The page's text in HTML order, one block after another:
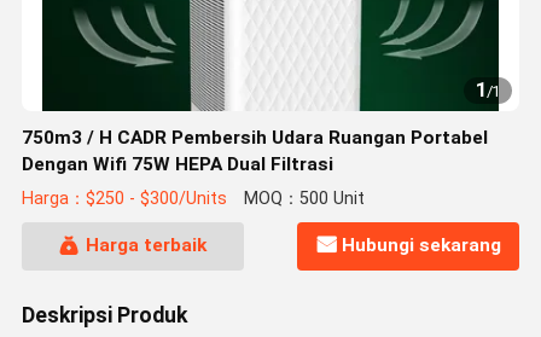
1/1
750m3 / H CADR Pembersih Udara Ruangan Portabel
Dengan Wifi 75W HEPA Dual Filtrasi
Harga：$250 - $300/Units MOQ：500 Unit
Harga terbaik Hubungi sekarang
Deskripsi Produk